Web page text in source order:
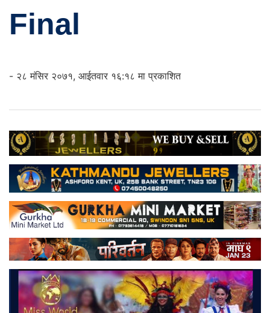
Final
- २८ मंसिर २०७१, आईतवार १६:१८ मा प्रकाशित